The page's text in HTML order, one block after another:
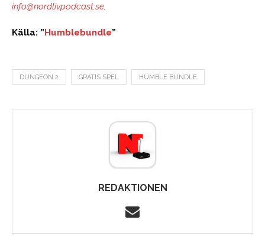
info@nordlivpodcast.se.
Källa: ”Humblebundle”
DUNGEON 2 GRATIS SPEL HUMBLE BUNDLE
REDAKTIONEN